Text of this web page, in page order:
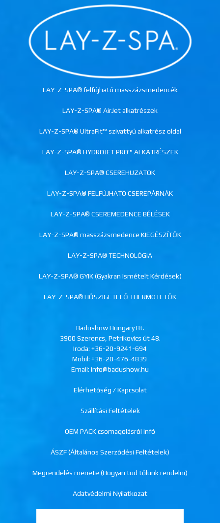
LAY-Z-SPA® felfújható masszázsmedencék
LAY-Z-SPA® AirJet alkatrészek
LAY-Z-SPA® UltraFit™ szivattyú alkatrész oldal
LAY-Z-SPA® HYDROJET PRO™ ALKATRÉSZEK
LAY-Z-SPA® CSEREHUZATOK
LAY-Z-SPA® FELFÚJHATÓ CSEREPÁRNÁK
LAY-Z-SPA® CSEREMEDENCE BÉLÉSEK
LAY-Z-SPA® masszázsmedence KIEGÉSZÍTŐK
LAY-Z-SPA® TECHNOLÓGIA
LAY-Z-SPA® GYIK (Gyakran Ismételt Kérdések)
LAY-Z-SPA® HŐSZIGETELŐ THERMOTETŐK
Badushow Hungary Bt.
3900 Szerencs, Petrikovics út 48.
Iroda: +36-20-9241-694
Mobil: +36-20-476-4839
Email: info@badushow.hu
Elérhetőség / Kapcsolat
Szállítási Feltételek
OEM PACK csomagolásról infó
ÁSZF (Általános Szerződési Feltételek)
Megrendelés menete (Hogyan tud tőlünk rendelni)
Adatvédelmi Nyilatkozat